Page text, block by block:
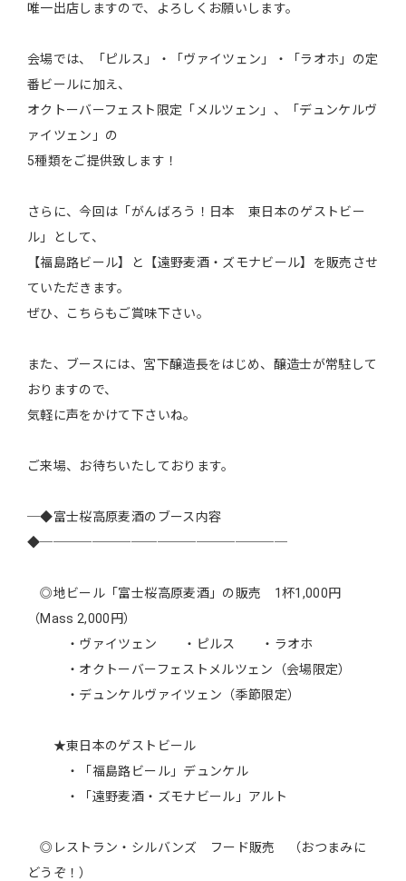
唯一出店しますので、よろしくお願いします。
会場では、「ピルス」・「ヴァイツェン」・「ラオホ」の定
番ビールに加え、
オクトーバーフェスト限定「メルツェン」、「デュンケルヴ
ァイツェン」の
5種類をご提供致します！
さらに、今回は「がんばろう！日本 東日本のゲストビー
ル」として、
【福島路ビール】と【遠野麦酒・ズモナビール】を販売させ
ていただきます。
ぜひ、こちらもご賞味下さい。
また、ブースには、宮下醸造長をはじめ、醸造士が常駐して
おりますので、
気軽に声をかけて下さいね。
ご来場、お待ちいたしております。
─◆富士桜高原麦酒のブース内容
◆───────────────────
◎地ビール「富士桜高原麦酒」の販売 1杯1,000円
（Mass 2,000円）
・ヴァイツェン ・ピルス ・ラオホ
・オクトーバーフェストメルツェン（会場限定）
・デュンケルヴァイツェン（季節限定）
★東日本のゲストビール
・「福島路ビール」デュンケル
・「遠野麦酒・ズモナビール」アルト
◎レストラン・シルバンズ フード販売 （おつまみに
どうぞ！）